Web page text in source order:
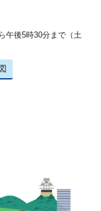
午後5時30分まで（土